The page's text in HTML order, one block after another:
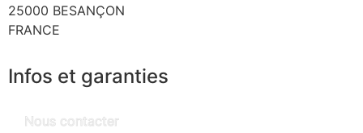
25000 BESANÇON
FRANCE
Infos et garanties
Nous contacter